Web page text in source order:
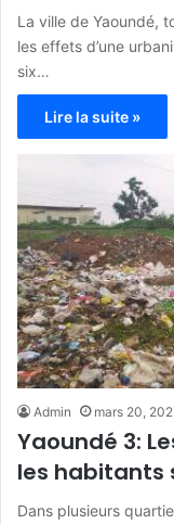
La ville de Yaoundé,
les effets d’une
six…
Lire la suite »
Admin mars 20,
Yaoundé 3:
les habitants
Dans plusieurs